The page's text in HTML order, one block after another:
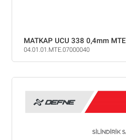
MATKAP UCU 338 0,4mm MTE
04.01.01.MTE.07000040